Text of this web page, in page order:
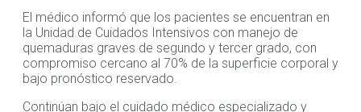
El médico informó que los pacientes se encuentran en
la Unidad de Cuidados Intensivos con manejo de
quemaduras graves de segundo y tercer grado, con
compromiso cercano al 70% de la superficie corporal y
bajo pronóstico reservado.
Continúan bajo el cuidado médico especializado y